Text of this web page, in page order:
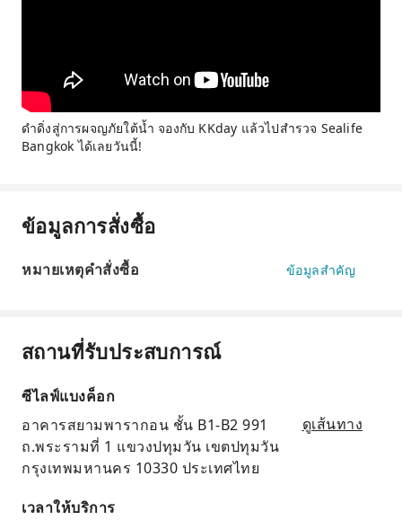
ดำดิ่งสู่การผจญภัยใต้น้ำ จองกับ KKday แล้วไปสำรวจ Sealife
Bangkok ได้เลยวันนี้!
ข้อมูลการสั่งซื้อ
หมายเหตุคำสั่งซื้อ ข้อมูลสำคัญ
สถานที่รับประสบการณ์
ซีไลฟ์แบงค็อก
อาคารสยามพารากอน ชั้น B1-B2 991
ถ.พระรามที่ 1 แขวงปทุมวัน เขตปทุมวัน
กรุงเทพมหานคร 10330 ประเทศไทย
ดูเส้นทาง
เวลาให้บริการ